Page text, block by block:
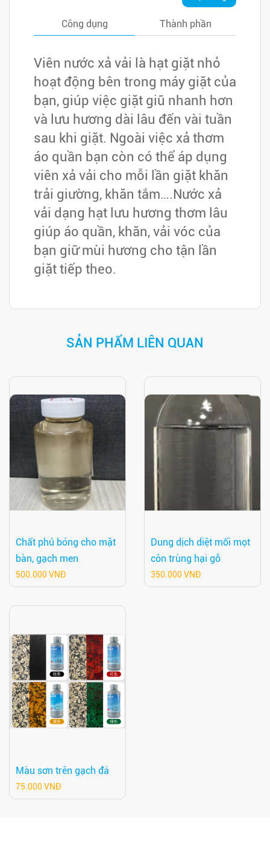
ngay
Công dụng Thành phần
Viên nước xả vải là hạt giặt nhỏ
hoạt động bên trong máy giặt của
bạn, giúp việc giặt giũ nhanh hơn
và lưu hương dài lâu đến vài tuần
sau khi giặt. Ngoài việc xả thơm
áo quần bạn còn có thể áp dụng
viên xả vải cho mỗi lần giặt khăn
trải giường, khăn tắm….Nước xả
vải dạng hạt lưu hương thơm lâu
giúp áo quần, khăn, vải vóc của
bạn giữ mùi hương cho tận lần
giặt tiếp theo.
SẢN PHẨM LIÊN QUAN
Chất phủ bóng cho mặt
bàn, gạch men
500.000 VNĐ
Dung dịch diệt mối mọt
côn trùng hại gỗ
350.000 VNĐ
Màu sơn trên gạch đá
75.000 VNĐ